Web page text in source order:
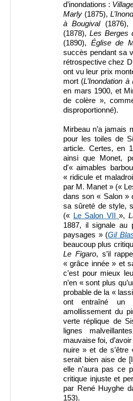
d’inondations :
Marly (1875),
à Bougival(1876),
(1878), Les Berges
(1890), Église de
succès pendant sa
rétrospective chez
ont vu leur prix
mort (L’Inondation
en mars 1900, et
de colère »,
disproportionné).
Mirbeau n’a jamais
pour les toiles de
article. Certes, en
ainsi que Monet,
d'« aimables
« ridicule et
par M. Manet » («
dans son « Salon »
sa sûreté de style,
(« Le Salon VII»,
1887, il signale au
paysages » (Gil
beaucoup plus
Le Figaro, s’il
« grâce innée » et
c’est pour mieux
n’en « sont plus
probable de la «
ont entraîné un
amollissement du
verte réplique de
lignes
mauvaise foi,
nuire » et de s’être
serait bien aise de
elle n’aura pas ce
critique injuste et
par René Huyghe
153).